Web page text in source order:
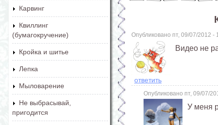
Карвинг
Квиллинг
(бумагокручение)
Кройка и шитье
Лепка
Мыловарение
Не выбрасывай,
пригодится
Опубликовано пт, 09/07/2012
Видео не
ответить
Опубликовано пт, 09/07/
У меня